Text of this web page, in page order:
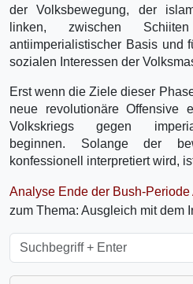
der Volksbewegung, der
linken, zwischen
antiimperialistischer Basis und
sozialen Interessen der
Erst wenn die Ziele dieser
neue revolutionäre Offensive
Volkskriegs gegen
beginnen. Solange der
konfessionell interpretiert wird,
Analyse Ende der Bush-Periode
zum Thema: Ausgleich mit dem